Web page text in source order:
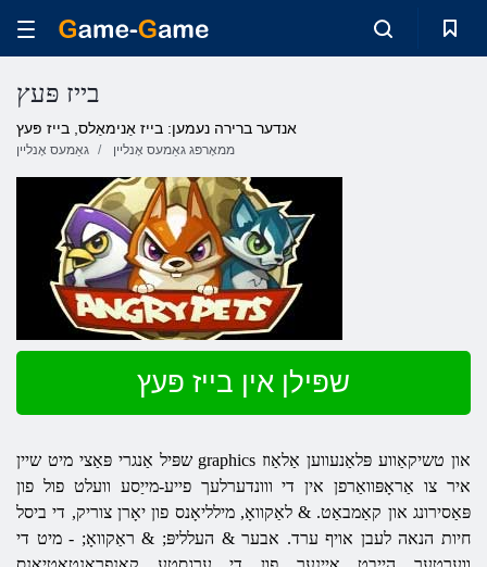
בייז פּעץ
אנדער ברירה נעמען: בייז אַנימאַלס, בייז פּעץ
גאַמעס אָנליין ממאָרפּג גאַמעס אָנליין
שפּילן אין בייז פּעץ
שפּיל אַנגרי פּאַצי מיט שיין graphics און טשיקאַווע פּלאַנעווען אַלאַוז
איר צו אַראָפּוואַרפן אין די ווונדערלעך פייע-מייַסע וועלט פול פון
פּאַסירונג און קאַמבאַט. & לאַקוואָ, מילליאָנס פון יאָרן צוריק, די ביסל
חיות הנאה לעבן אויף ערד. אבער & העלליפּ; & ראַקוואָ; - מיט די